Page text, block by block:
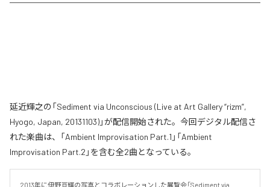
延近輝之の「Sediment via Unconscious (Live at Art Gallery “rizm”,
Hyogo, Japan, 20131103)」が配信開始された。今回デジタル配信さ
れた楽曲は、「Ambient Improvisation Part.1」「Ambient
Improvisation Part.2」を含む全2曲となっている。
2013年に伊野亘輝の写真とコラボレーションした展覧会「Sediment via